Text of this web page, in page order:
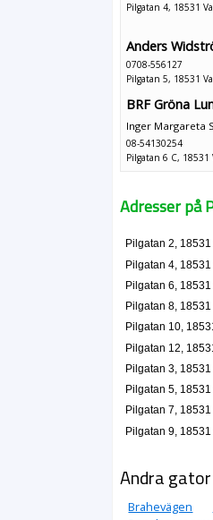
Pilgatan 4, 18531
Anders
0708-556127
Pilgatan 5, 18531
BRF Gröna
Inger Margareta
08-54130254
Pilgatan 6 C, 18531
Peter Göran
Kjell Hurtig
08-54062021
Pilgatan 7 B, 18531
Adresser på
Pilgatan 2,
Pilgatan 4,
Pilgatan 6,
Pilgatan 8,
Pilgatan 10,
Pilgatan 12,
Pilgatan 3,
Pilgatan 5,
Pilgatan 7,
Pilgatan 9,
Andra
Brahevägen